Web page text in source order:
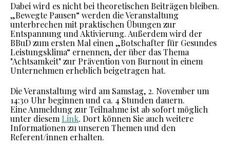
Dabei wird es nicht bei theoretischen Beiträgen bleiben.
„Bewegte Pausen“ werden die Veranstaltung
unterbrechen mit praktischen Übungen zur
Entspannung und Aktivierung. Außerdem wird der
BBuD zum ersten Mal einen „Botschafter für Gesundes
Leistungsklima“ ernennen, der über das Thema
"Achtsamkeit" zur Prävention von Burnout in einem
Unternehmen erheblich beigetragen hat.
Die Veranstaltung wird am Samstag, 2. November um
14:30 Uhr beginnen und ca. 4 Stunden dauern.
Eine Anmeldung zur Teilnahme ist ab sofort möglich
unter diesem Link. Dort können Sie auch weitere
Informationen zu unseren Themen und den
Referent/innen erhalten.